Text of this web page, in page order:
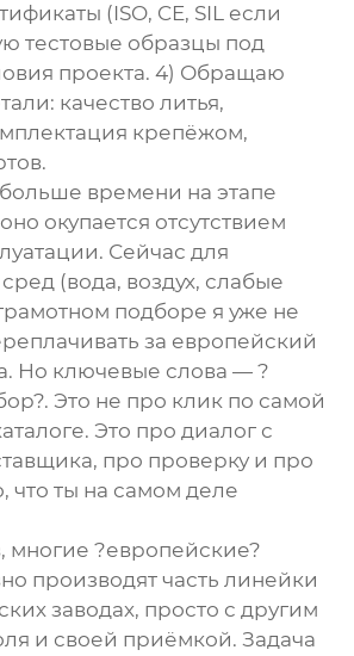
(ISO, CE, SIL если
тестовые образцы под
проекта. 4) Обращаю
качество литья,
крепёжом,
времени на этапе
окупается отсутствием
Сейчас для
(вода, воздух, слабые
подборе я уже не
за европейский
Но ключевые слова — ?
Это не про клик по самой
Это про диалог с
про проверку и про
что ты на самом деле
многие ?европейские?
производят часть линейки
заводах, просто с другим
и своей приёмкой. Задача